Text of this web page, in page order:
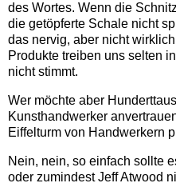
des Wortes. Wenn die
die getöpferte Schale nicht
das nervig, aber nicht
Produkte treiben uns selten
nicht stimmt.
Wer möchte aber
Kunsthandwerker
Eiffelturm von Handwerkern
Nein, nein, so einfach sollte
oder zumindest Jeff Atwood